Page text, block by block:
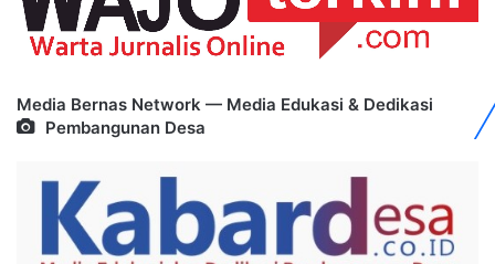
Media Bernas Network — Media Edukasi & Dedikasi
Pembangunan Desa